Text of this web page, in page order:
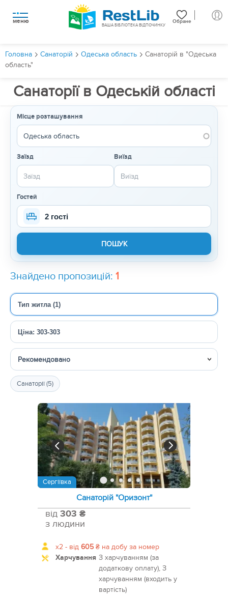
меню Обране
ВАША БІБЛІОТЕКА ВІДПОЧИНКУ
Головна Санаторій Одеська область
Санаторій в "Одеська
область"
Санаторії в Одеській області
Місце розташування
Заїзд Виїзд
Гостей
2 гості
Знайдено пропозицій: 1
Тип житла (1)
Ціна: 303-303
Сортувати
Санаторії (5)
Сергіївка
Санаторій "Оризонт"
від 303 ₴
з людини
x2 - від 605 ₴ на добу за номер
Харчування З харчуванням (за
додаткову оплату), З
харчуванням (входить у
вартість)